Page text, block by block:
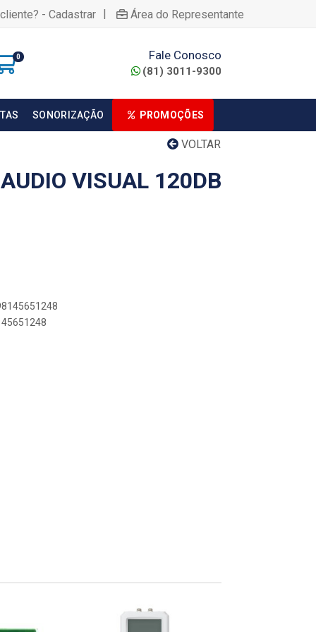
- Cadastrar | Área do Representante
0 Fale Conosco
(81) 3011-9300
SONORIZAÇÃO PROMOÇÕES
VOLTAR
VISUAL 120DB